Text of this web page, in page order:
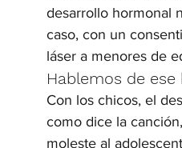
desarrollo hormonal
caso, con un
láser a menores de
Hablemos de ese
Con los chicos, el
como dice la
moleste al